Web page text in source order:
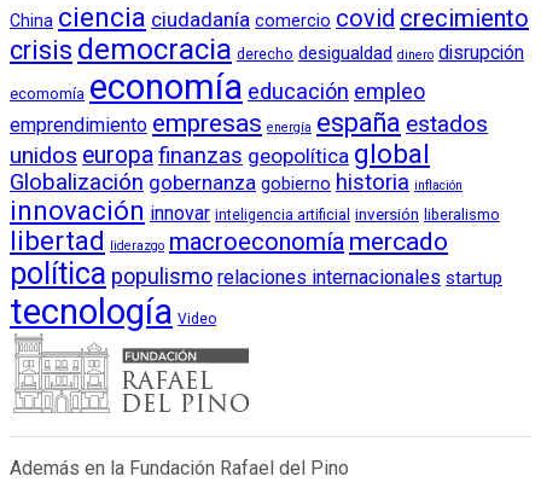
China ciencia ciudadanía comercio covid crecimiento
crisis democracia derecho desigualdad dinero disrupción
ecomomía economía educación empleo
emprendimiento empresas energía españa estados
unidos europafinanzas geopolítica global
Globalización gobernanza gobierno historia inflación
innovación innovar inteligencia artificial inversión liberalismo
libertad liderazgo macroeconomía mercado
política populismo relaciones internacionales startup
tecnología Video
Además en la Fundación Rafael del Pino